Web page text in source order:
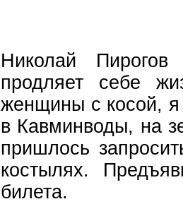
Николай
продляет себе
женщины с косой, я
в Кавминводы, на
пришлось
костылях.
билета.